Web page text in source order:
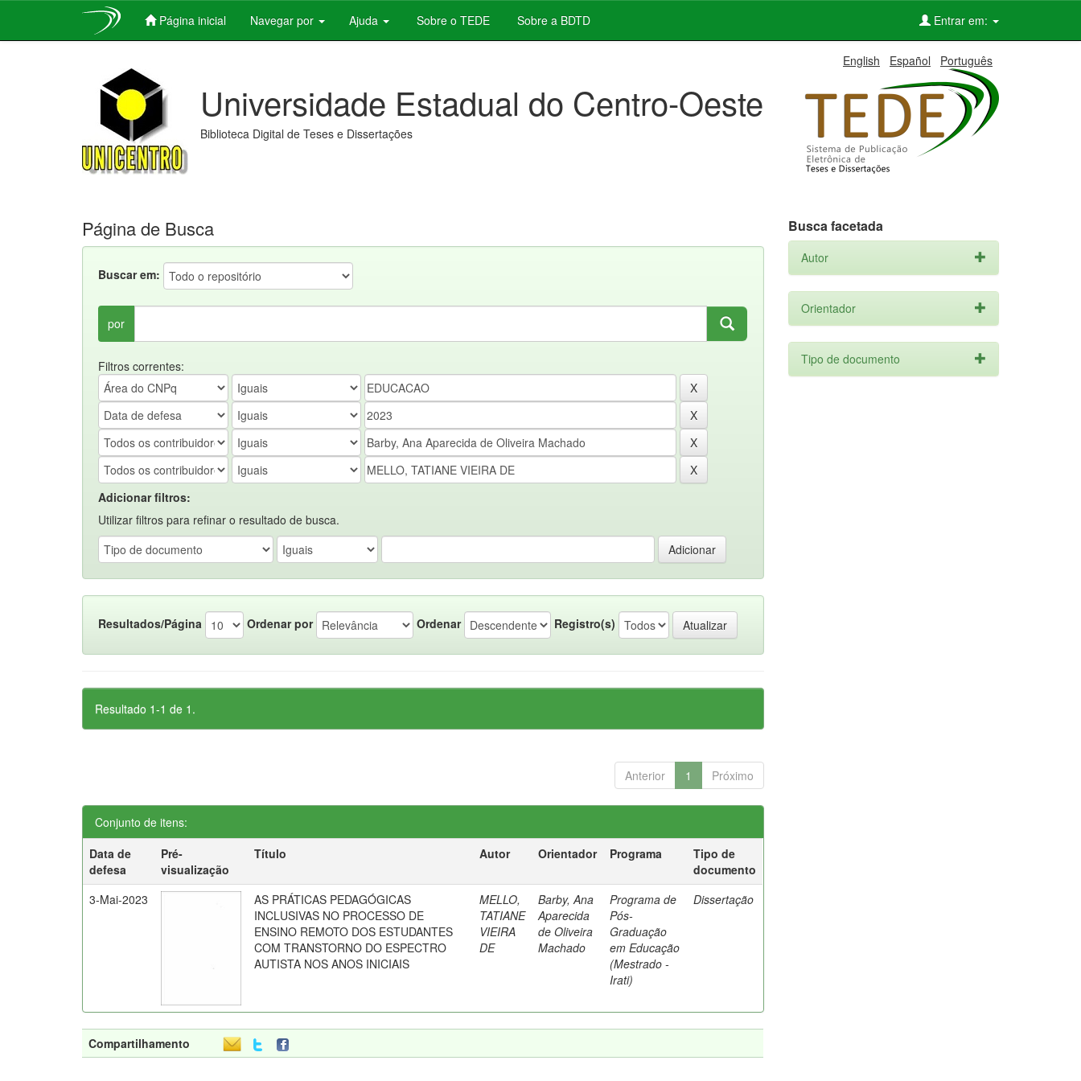
Página inicial Navegar por Ajuda Sobre o TEDE Sobre a BDTD Entrar em:
English Español Português
Universidade Estadual do Centro-Oeste
Biblioteca Digital de Teses e Dissertações
Página de Busca
Buscar em:
por
Filtros correntes:
Adicionar filtros:
Utilizar filtros para refinar o resultado de busca.
Resultados/Página Ordenar por Ordenar Registro(s)
Resultado 1-1 de 1.
Anterior 1 Próximo
Conjunto de itens:
Data de
defesa
Pré-
visualização
Título Autor Orientador Programa
Tipo de
documento
3-Mai-2023
AS PRÁTICAS PEDAGÓGICAS
INCLUSIVAS NO PROCESSO DE
ENSINO REMOTO DOS ESTUDANTES
COM TRANSTORNO DO ESPECTRO
AUTISTA NOS ANOS INICIAIS
MELLO,
TATIANE
VIEIRA
DE
Barby, Ana
Aparecida
de Oliveira
Machado
Programa de
Pós-
Graduação
em Educação
(Mestrado -
Irati)
Dissertação
Compartilhamento
Busca facetada
Autor
Orientador
Tipo de documento